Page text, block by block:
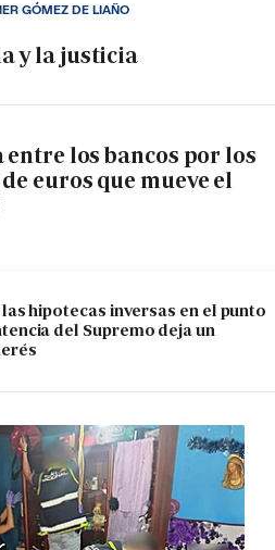
y la justicia
GÓMEZ DE LIAÑO
los bancos por los
euros que mueve el
hipotecas inversas en el punto
del Supremo deja un